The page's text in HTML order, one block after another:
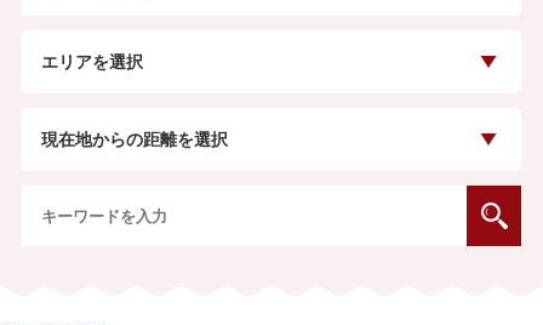
エリアを選択
現在地からの距離を選択